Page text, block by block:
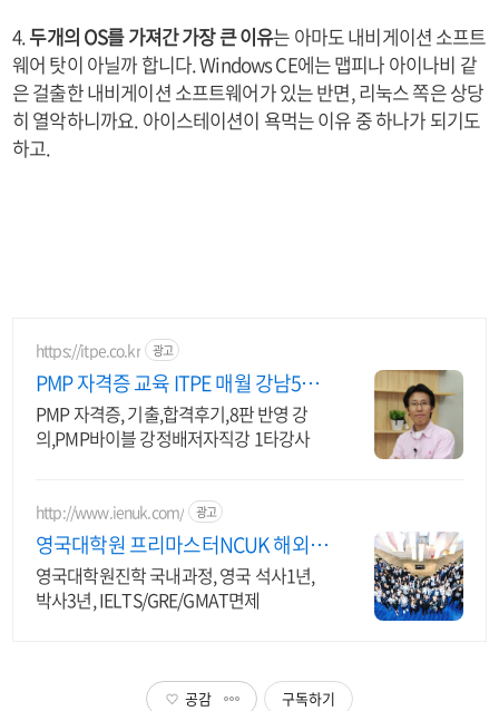
4.두개의 OS를 가져간 가장 큰 이유는 아마도 내비게이션 소프트
웨어 탓이 아닐까 합니다. Windows CE에는 맵피나 아이나비 같
은 걸출한 내비게이션 소프트웨어가 있는 반면, 리눅스 쪽은 상당
히 열악하니까요. 아이스테이션이 욕먹는 이유 중 하나가 되기도
하고.
https://itpe.co.kr 광고
PMP 자격증 교육 ITPE 매월 강남5일
저자 직강강의
PMP 자격증, 기출,합격후기,8판 반영 강
의,PMP바이블 강정배저자직강 1타강사
http://www.ienuk.com/ 광고
영국대학원 프리마스터NCUK 해외대
학과정1위 /신입생모집
영국대학원진학 국내과정, 영국 석사1년,
박사3년, IELTS/GRE/GMAT면제
공감 구독하기